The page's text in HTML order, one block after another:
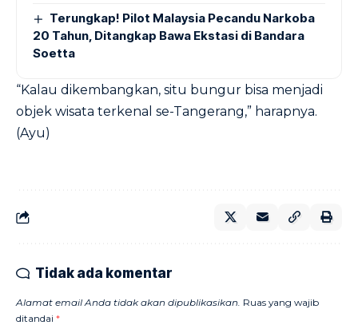
Terungkap! Pilot Malaysia Pecandu Narkoba
20 Tahun, Ditangkap Bawa Ekstasi di Bandara
Soetta
“Kalau dikembangkan, situ bungur bisa menjadi
objek wisata terkenal se-Tangerang,” harapnya.
(Ayu)
Tidak ada komentar
Alamat email Anda tidak akan dipublikasikan. Ruas yang wajib
ditandai *